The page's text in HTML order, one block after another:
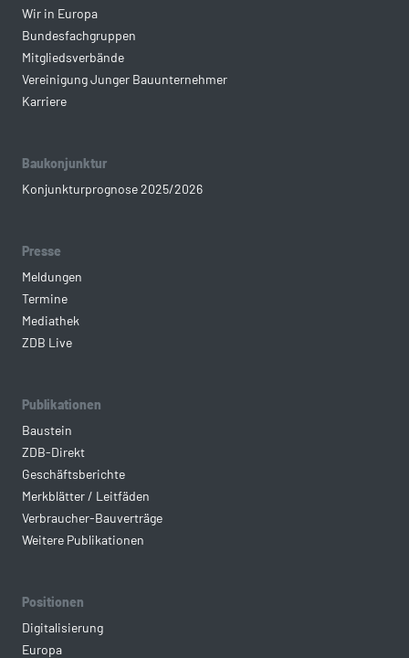
Wir in Europa
Bundesfachgruppen
Mitgliedsverbände
Vereinigung Junger Bauunternehmer
Karriere
Baukonjunktur
Konjunkturprognose 2025/2026
Presse
Meldungen
Termine
Mediathek
ZDB Live
Publikationen
Baustein
ZDB-Direkt
Geschäftsberichte
Merkblätter / Leitfäden
Verbraucher-Bauverträge
Weitere Publikationen
Positionen
Digitalisierung
Europa